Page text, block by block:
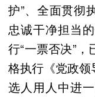
护”、全面贯彻
忠诚干净担当
行“一票否决”
格执行《党政
选人用人中进